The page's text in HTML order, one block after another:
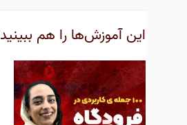
این آموزش‌ها را هم ببینید